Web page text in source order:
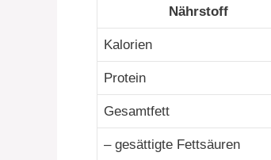
Nährstoff
Kalorien
Protein
Gesamtfett
– gesättigte Fettsäuren